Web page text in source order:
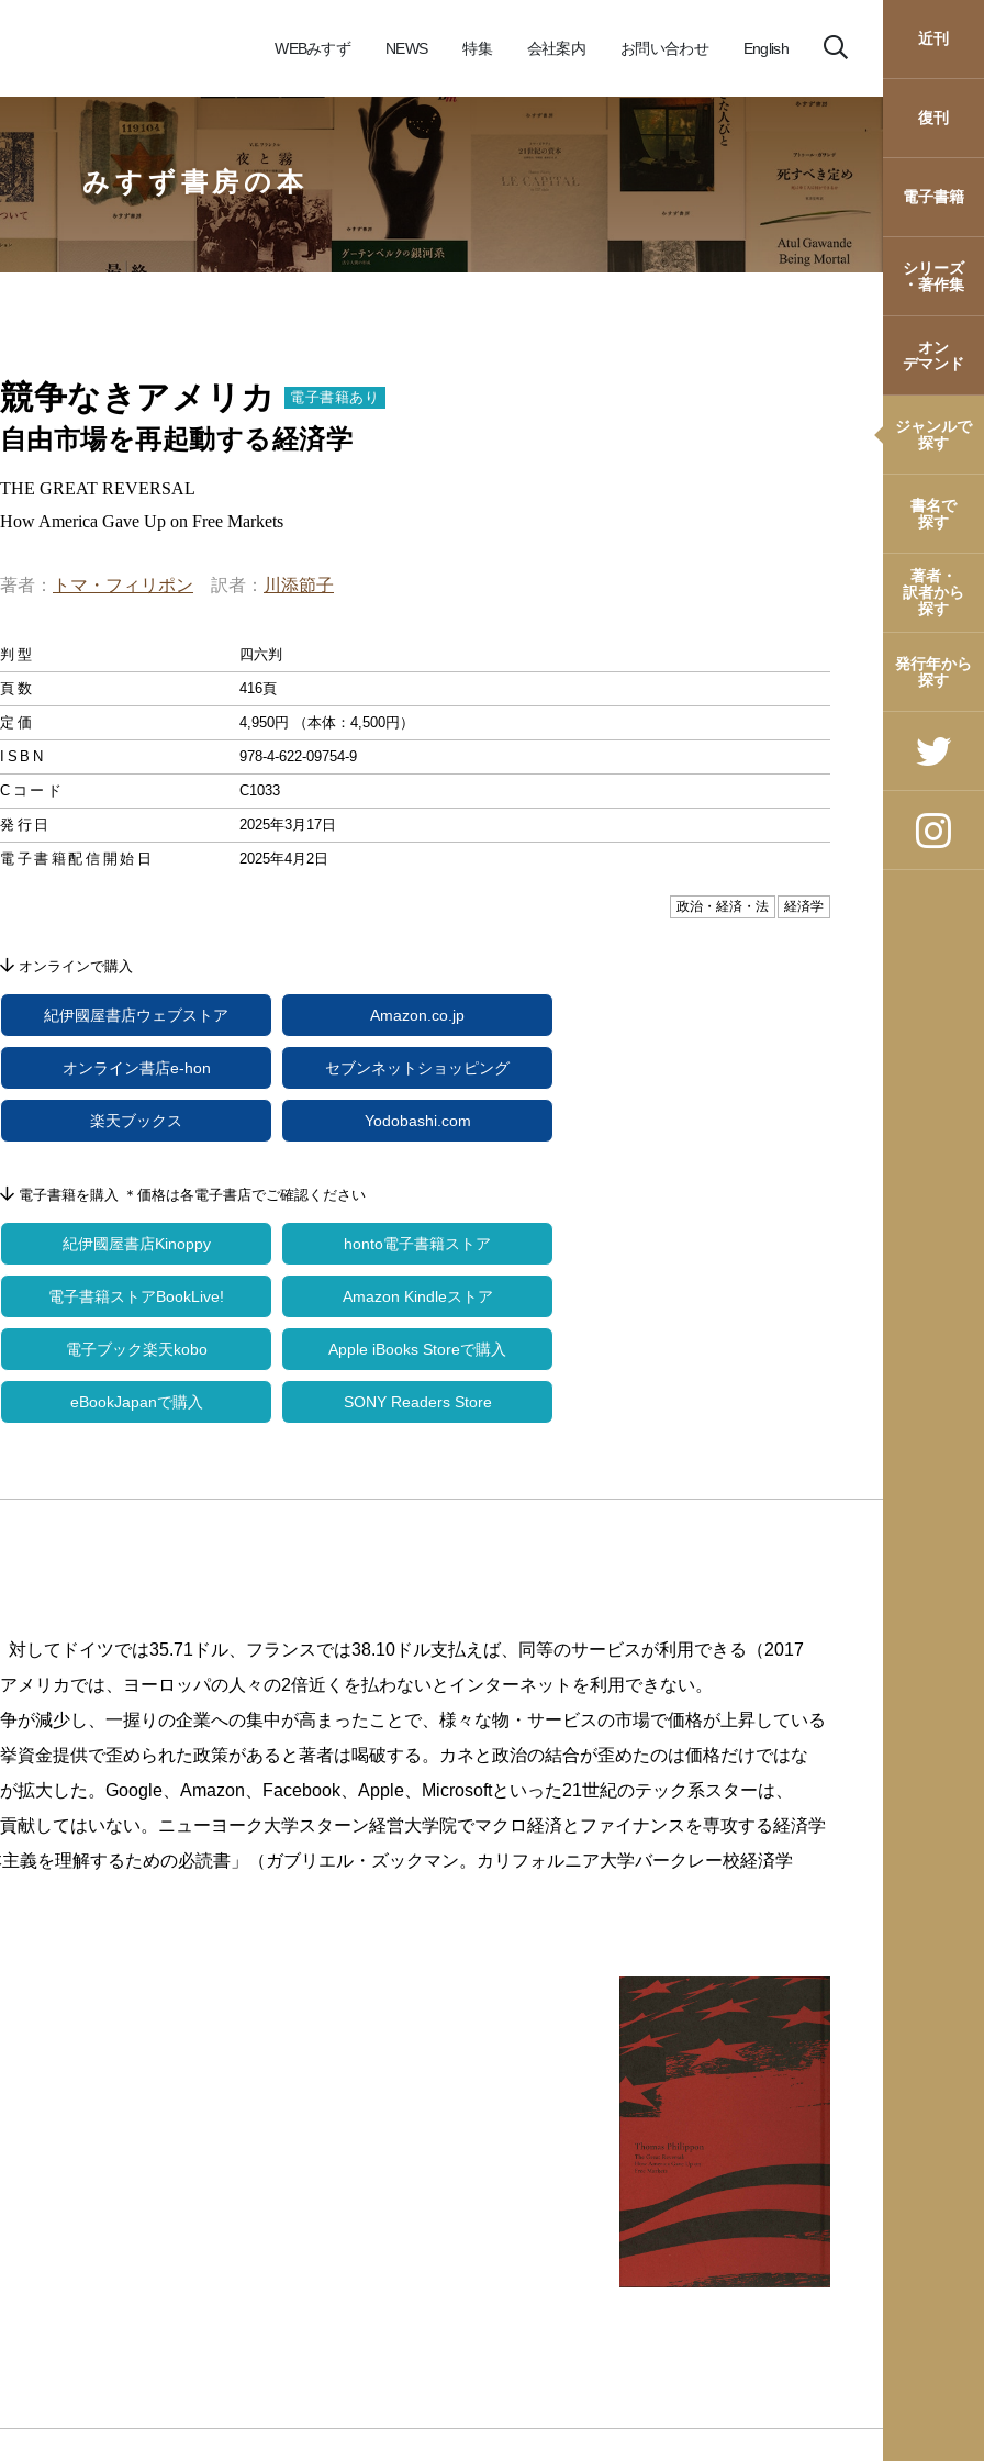
WEBみすず NEWS 特集 会社案内 お問い合わせ English
近刊
復刊
電子書籍
シリーズ
・著作集
オン
デマンド
ジャンルで
探す
書名で
探す
著者・
訳者から
探す
発行年から
探す
みすず書房の本
競争なきアメリカ 電子書籍あり
自由市場を再起動する経済学
THE GREAT REVERSAL
How America Gave Up on Free Markets
著者 トマ・フィリポン 訳者 川添節子
判型 四六判
頁数 416頁
定価 4,950円 （本体：4,500円）
ISBN 978-4-622-09754-9
Cコード C1033
発行日 2025年3月17日
電子書籍配信開始日 2025年4月2日
政治・経済・法 経済学
オンラインで購入
紀伊國屋書店ウェブストア Amazon.co.jp
オンライン書店e-hon セブンネットショッピング
楽天ブックス Yodobashi.com
電子書籍を購入 ＊価格は各電子書店でご確認ください
紀伊國屋書店Kinoppy honto電子書籍ストア
電子書籍ストアBookLive! Amazon Kindleストア
電子ブック楽天kobo Apple iBooks Storeで購入
eBookJapanで購入 SONY Readers Store
してドイツでは35.71ドル、フランスでは38.10ドル支払えば、同等のサービスが利用できる（2017
リカでは、ヨーロッパの人々の2倍近くを払わないとインターネットを利用できない。
が減少し、一握りの企業への集中が高まったことで、様々な物・サービスの市場で価格が上昇している
資金提供で歪められた政策があると著者は喝破する。カネと政治の結合が歪めたのは価格だけではな
拡大した。Google、Amazon、Facebook、Apple、Microsoftといった21世紀のテック系スターは、
献してはいない。ニューヨーク大学スターン経営大学院でマクロ経済とファイナンスを専攻する経済学
義を理解するための必読書」（ガブリエル・ズックマン。カリフォルニア大学バークレー校経済学